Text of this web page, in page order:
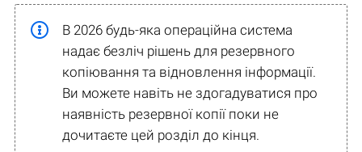
В 2026 будь-яка операційна система
надає безліч рішень для резервного
копіювання та відновлення інформації.
Ви можете навіть не здогадуватися про
наявність резервної копії поки не
дочитаєте цей розділ до кінця.